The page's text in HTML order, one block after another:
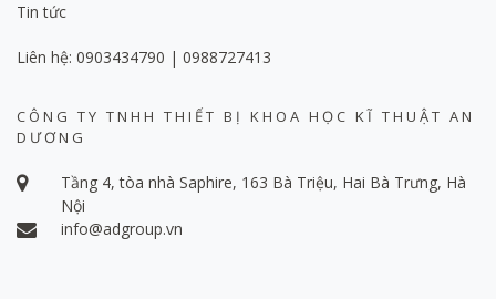
Tin tức
Liên hệ: 0903434790 | 0988727413
CÔNG TY TNHH THIẾT BỊ KHOA HỌC KĨ THUẬT AN
DƯƠNG
Tầng 4, tòa nhà Saphire, 163 Bà Triệu, Hai Bà Trưng, Hà
Nội
info@adgroup.vn